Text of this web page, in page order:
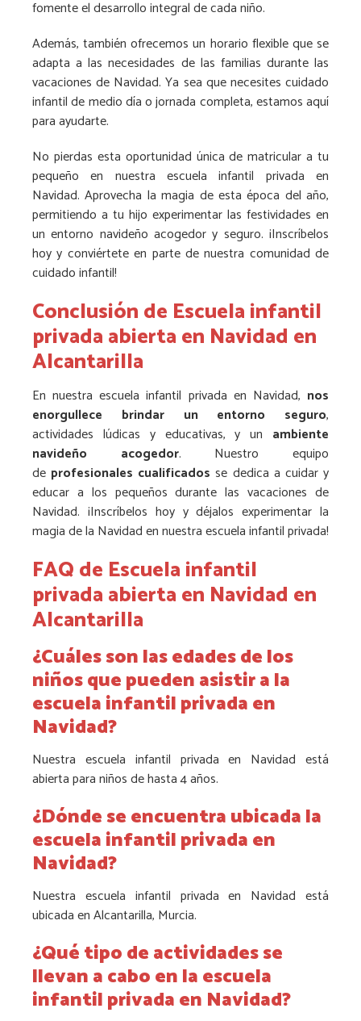
fomente el desarrollo integral de cada niño.
Además, también ofrecemos un horario flexible que se
adapta a las necesidades de las familias durante las
vacaciones de Navidad. Ya sea que necesites cuidado
infantil de medio día o jornada completa, estamos aquí
para ayudarte.
No pierdas esta oportunidad única de matricular a tu
pequeño en nuestra escuela infantil privada en
Navidad. Aprovecha la magia de esta época del año,
permitiendo a tu hijo experimentar las festividades en
un entorno navideño acogedor y seguro. ¡Inscríbelos
hoy y conviértete en parte de nuestra comunidad de
cuidado infantil!
Conclusión de Escuela infantil
privada abierta en Navidad en
Alcantarilla
En nuestra escuela infantil privada en Navidad, nos
enorgullece brindar un entorno seguro,
actividades lúdicas y educativas, y un ambiente
navideño acogedor. Nuestro equipo
de profesionales cualificados se dedica a cuidar y
educar a los pequeños durante las vacaciones de
Navidad. ¡Inscríbelos hoy y déjalos experimentar la
magia de la Navidad en nuestra escuela infantil privada!
FAQ de Escuela infantil
privada abierta en Navidad en
Alcantarilla
¿Cuáles son las edades de los
niños que pueden asistir a la
escuela infantil privada en
Navidad?
Nuestra escuela infantil privada en Navidad está
abierta para niños de hasta 4 años.
¿Dónde se encuentra ubicada la
escuela infantil privada en
Navidad?
Nuestra escuela infantil privada en Navidad está
ubicada en Alcantarilla, Murcia.
¿Qué tipo de actividades se
llevan a cabo en la escuela
infantil privada en Navidad?